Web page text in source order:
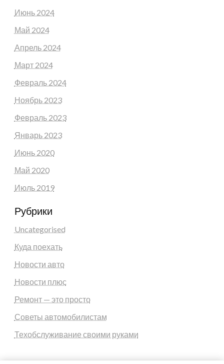
Июнь 2024
Май 2024
Апрель 2024
Март 2024
Февраль 2024
Ноябрь 2023
Февраль 2023
Январь 2023
Июнь 2020
Май 2020
Июль 2019
Рубрики
Uncategorised
Куда поехать
Новости авто
Новости плюс
Ремонт — это просто
Советы автомобилистам
Техобслуживание своими руками